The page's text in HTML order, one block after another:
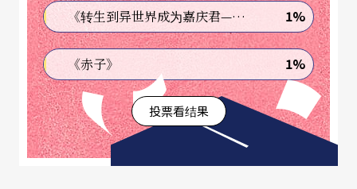
文化内涵与行销，开发出一个更具潜力的视野。可
是这样的一个文化蓝图，究竟能获得多少政治承
诺？仅有东亚一地，就有语言与文化藩篱有待克
服，更遑论中亚、东南亚，甚至华人世界间所可能
有的隔阂和经济水准的差别；与欧美各国间的交流
相较，短期内台湾各县市的文化局或文化高层，真
《转生到异世界成为嘉庆君—发现我的祖先是诈骗集团!?》 1%
《赤子》 1%
投票看结果